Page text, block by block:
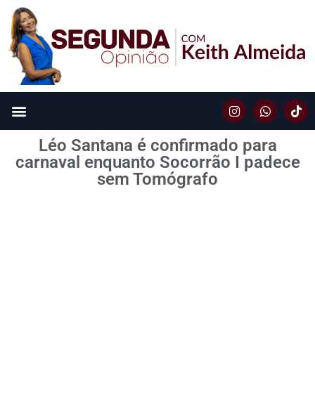
Léo Santana é confirmado para
carnaval enquanto Socorrão I padece
sem Tomógrafo